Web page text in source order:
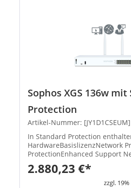
Sophos XGS 136w
Protection
Artikel-Nummer: [JY1D1CSEUM]
In Standard Protection
HardwareBasislizenzNetwork
ProtectionEnhanced Support Networking,
Wireless, Xstream-Architektur,
Remote Access VPN, Site-to-Site
XStream TLS und DPI Engine,
2.880,23 €*
zzgl.